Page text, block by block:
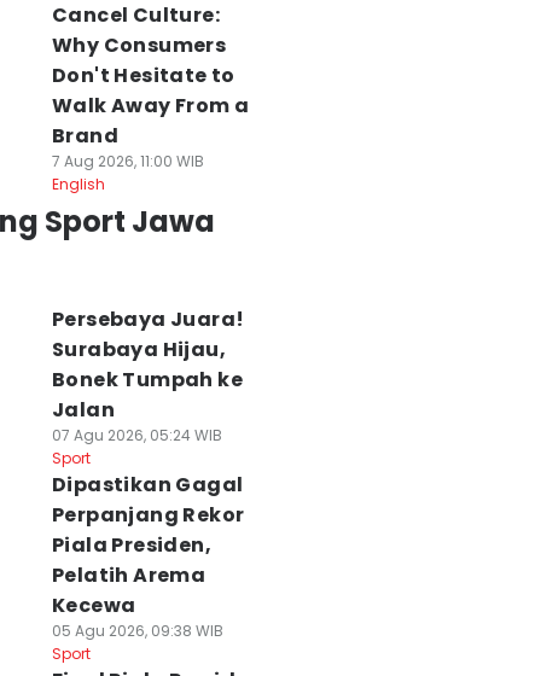
Cancel Culture:
Why Consumers
Don't Hesitate to
Walk Away From a
Brand
7 Aug 2026, 11:00 WIB
English
Sport Jawa
Persebaya Juara!
Surabaya Hijau,
Bonek Tumpah ke
Jalan
07 Agu 2026, 05:24 WIB
Sport
Dipastikan Gagal
Perpanjang Rekor
Piala Presiden,
Pelatih Arema
Kecewa
05 Agu 2026, 09:38 WIB
Sport